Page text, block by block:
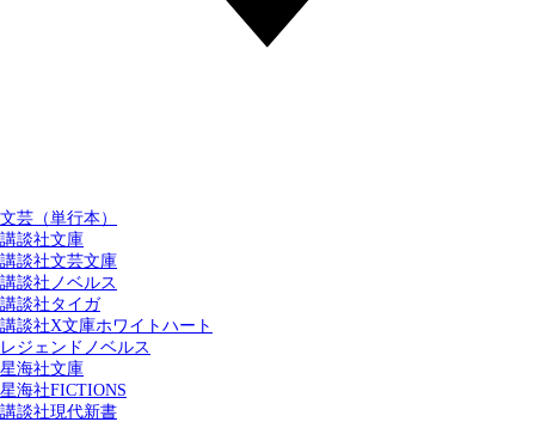
文芸（単行本）
講談社文庫
講談社文芸文庫
講談社ノベルス
講談社タイガ
講談社X文庫ホワイトハート
レジェンドノベルス
星海社文庫
星海社FICTIONS
講談社現代新書